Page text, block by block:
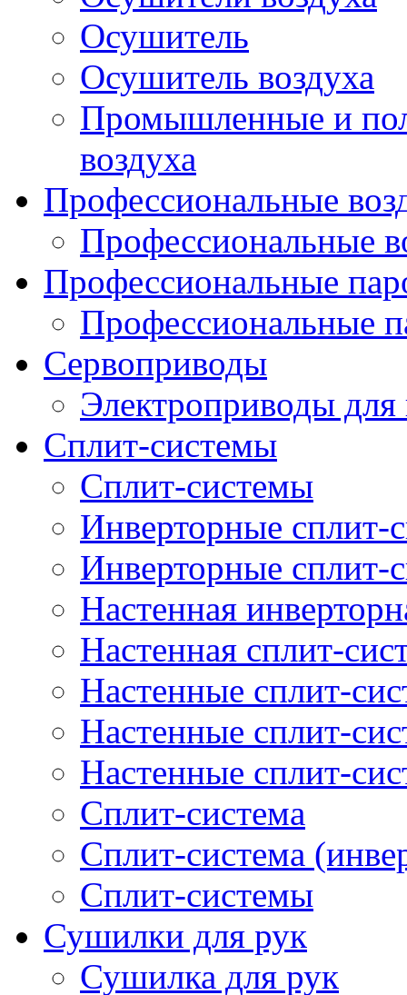
Осушитель
Осушитель воздуха
Промышленные и
воздуха
Профессиональные
Профессиональные
Профессиональные
Профессиональные
Сервоприводы
Электроприводы
Сплит-системы
Cплит-системы
Инверторные сплит-
Инверторные сплит-
Настенная
Настенная сплит-
Настенные сплит-
Настенные сплит-
Настенные сплит-
Сплит-система
Сплит-система
Сплит-системы
Сушилки для рук
Сушилка для рук